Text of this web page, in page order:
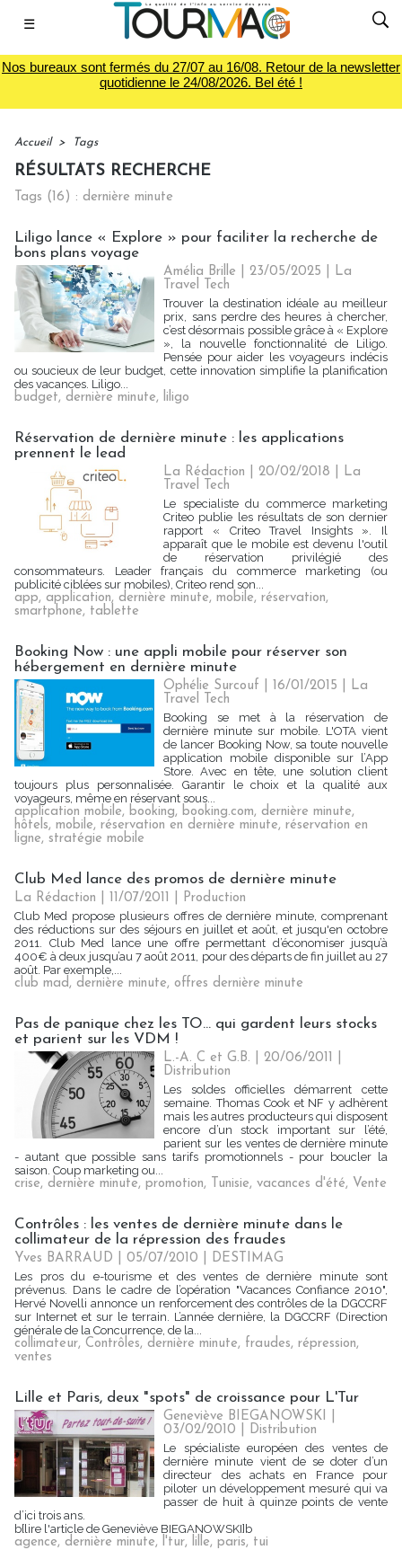
☰
Nos bureaux sont fermés du 27/07 au 16/08. Retour de la newsletter
quotidienne le 24/08/2026. Bel été !
Accueil > Tags
RÉSULTATS RECHERCHE
Tags (16) : dernière minute
Liligo lance « Explore » pour faciliter la recherche de
bons plans voyage
Amélia Brille | 23/05/2025
La
Travel Tech
Trouver la destination idéale au meilleur
prix, sans perdre des heures à chercher,
c’est désormais possible grâce à « Explore
», la nouvelle fonctionnalité de Liligo.
Pensée pour aider les voyageurs indécis
ou soucieux de leur budget, cette innovation simplifie la planification
des vacances. Liligo...
budget, dernière minute, liligo
Réservation de dernière minute : les applications
prennent le lead
La Rédaction | 20/02/2018
La
Travel Tech
Le specialiste du commerce marketing
Criteo publie les résultats de son dernier
rapport « Criteo Travel Insights ». Il
apparaît que le mobile est devenu l'outil
de réservation privilégié des
consommateurs. Leader français du commerce marketing (ou
publicité ciblées sur mobiles), Criteo rend son...
app, application, dernière minute, mobile, réservation,
smartphone, tablette
Booking Now : une appli mobile pour réserver son
hébergement en dernière minute
Ophélie Surcouf | 16/01/2015
La
Travel Tech
Booking se met à la réservation de
dernière minute sur mobile. L'OTA vient
de lancer Booking Now, sa toute nouvelle
application mobile disponible sur l’App
Store. Avec en tête, une solution client
toujours plus personnalisée. Garantir le choix et la qualité aux
voyageurs, même en réservant sous...
application mobile, booking, booking.com, dernière minute,
hôtels, mobile, réservation en dernière minute, réservation en
ligne, stratégie mobile
Club Med lance des promos de dernière minute
La Rédaction | 11/07/2011
Production
Club Med propose plusieurs offres de dernière minute, comprenant
des réductions sur des séjours en juillet et août, et jusqu'en octobre
2011. Club Med lance une offre permettant d’économiser jusqu’à
400€ à deux jusqu’au 7 août 2011, pour des départs de fin juillet au 27
août. Par exemple,...
club mad, dernière minute, offres dernière minute
Pas de panique chez les TO... qui gardent leurs stocks
et parient sur les VDM !
L.-A. C et G.B. | 20/06/2011
Distribution
Les soldes officielles démarrent cette
semaine. Thomas Cook et NF y adhèrent
mais les autres producteurs qui disposent
encore d’un stock important sur l’été,
parient sur les ventes de dernière minute
- autant que possible sans tarifs promotionnels - pour boucler la
saison. Coup marketing ou...
crise, dernière minute, promotion, Tunisie, vacances d'été, Vente
Contrôles : les ventes de dernière minute dans le
collimateur de la répression des fraudes
Yves BARRAUD | 05/07/2010
DESTIMAG
Les pros du e-tourisme et des ventes de dernière minute sont
prévenus. Dans le cadre de l’opération "Vacances Confiance 2010",
Hervé Novelli annonce un renforcement des contrôles de la DGCCRF
sur Internet et sur le terrain. L’année dernière, la DGCCRF (Direction
générale de la Concurrence, de la...
collimateur, Contrôles, dernière minute, fraudes, répression,
ventes
Lille et Paris, deux "spots" de croissance pour L'Tur
Geneviève BIEGANOWSKI |
03/02/2010
Distribution
Le spécialiste européen des ventes de
dernière minute vient de se doter d’un
directeur des achats en France pour
piloter un développement mesuré qui va
passer de huit à quinze points de vente
d’ici trois ans.
b{lire l'article de Geneviève BIEGANOWSKI]b
agence, dernière minute, l'tur, lille, paris, tui